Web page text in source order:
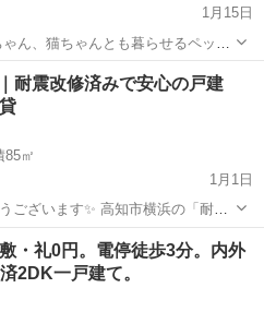
1月15日
ん、猫ちゃんとも暮らせるペット
りに 1階部分が車庫になっている
からはそのまま部屋に上がれる作
一戸建て
耐震改修済みで安心の戸建
85㎡
1月1日
ございます✨ 高知市横浜の「耐震
家直」の物件ですので、条件面な
・礼0円。電停徒歩3分。内外
2DK一戸建て。